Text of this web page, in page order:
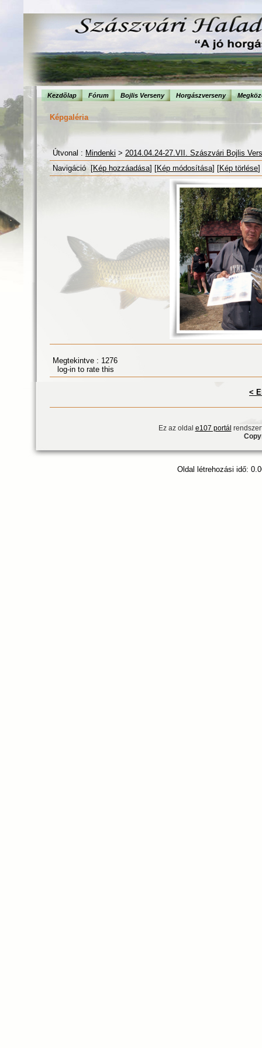
Kezdõlap Fórum Bojlis Verseny Horgászverseny
Képgaléria
Útvonal : Mindenki > 2014.04.24-27.VII. Szászvári Bojlis
Navigáció [Kép hozzáadása] [Kép módosítása] [Kép törlése]
Megtekintve : 1276
log-in to rate this
<
Ez az oldal e107 portál
Oldal létrehozási idő: